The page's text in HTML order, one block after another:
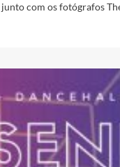
com os fotógrafos